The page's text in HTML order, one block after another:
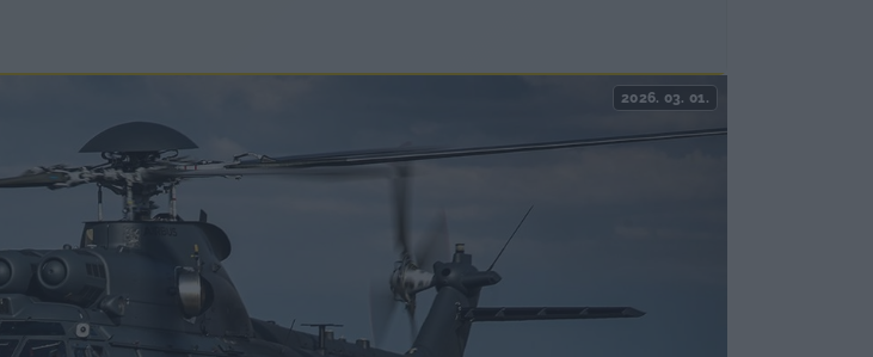
2026. 03. 01.